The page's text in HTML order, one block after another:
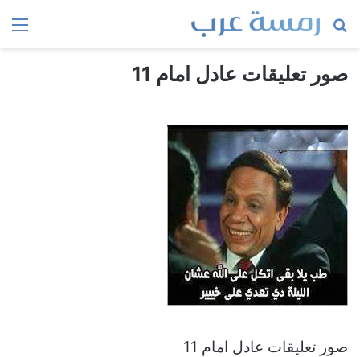
بحث
صور تعليقات عادل امام 11
صور تعليقات عادل امام 11